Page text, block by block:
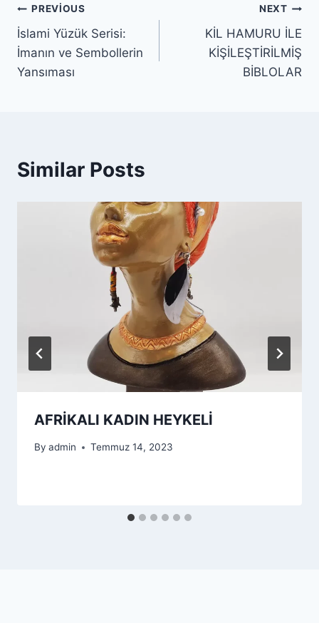
Yazı
gezinmesi
PREVIOUS
İslami Yüzük Serisi:
İmanın ve Sembollerin
Yansıması
NEXT
KİL HAMURU İLE
KİŞİLEŞTİRİLMİŞ
BİBLOLAR
Similar Posts
AFRİKALI KADIN HEYKELİ
By admin Temmuz 14, 2023